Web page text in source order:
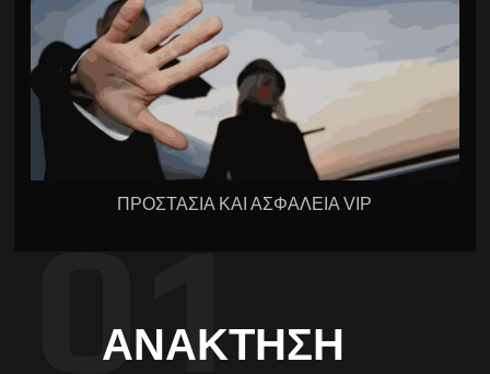
ΠΡΟΣΤΑΣΙΑ ΚΑΙ ΑΣΦΑΛΕΙΑ VIP
ΑΝΆΚΤΗΣΗ